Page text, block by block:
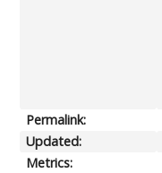
Permalink:
Updated:
Metrics: